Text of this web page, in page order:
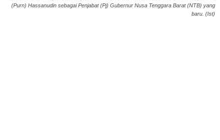
(Purn) Hassanudin sebagai Penjabat (Pj) Gubernur Nusa Tenggara Barat (NTB) yang
baru. (Ist)